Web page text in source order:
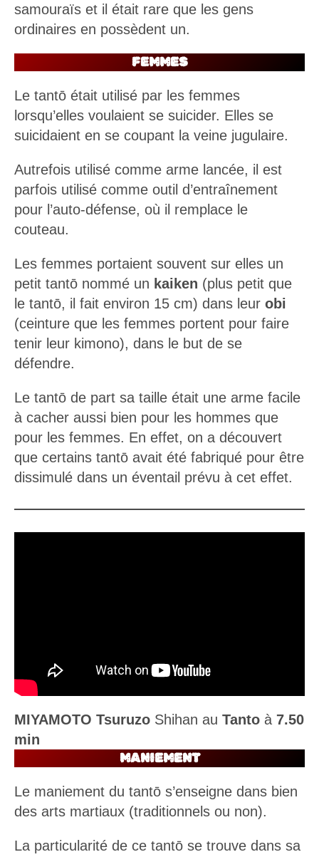
ordinaires en possèdent un.
Le tantō était utilisé par les femmes
lorsqu’elles voulaient se suicider. Elles se
suicidaient en se coupant la veine jugulaire.
parfois utilisé comme outil d’entraînement
pour l’auto-défense, où il remplace le
couteau.
petit tantō nommé un kaiken(plus petit que
le tantō, il fait environ 15 cm) dans leur obi
(ceinture que les femmes portent pour faire
tenir leur kimono), dans le but de se
défendre.
à cacher aussi bien pour les hommes que
pour les femmes. En effet, on a découvert
que certains tantō avait été fabriqué pour être
dissimulé dans un éventail prévu à cet effet.
MIYAMOTO TsuruzoShihan auTantoà7.50
min
Le maniement du tantō s’enseigne dans bien
des arts martiaux (traditionnels ou non).
structure massive et dans l’absence de pointe